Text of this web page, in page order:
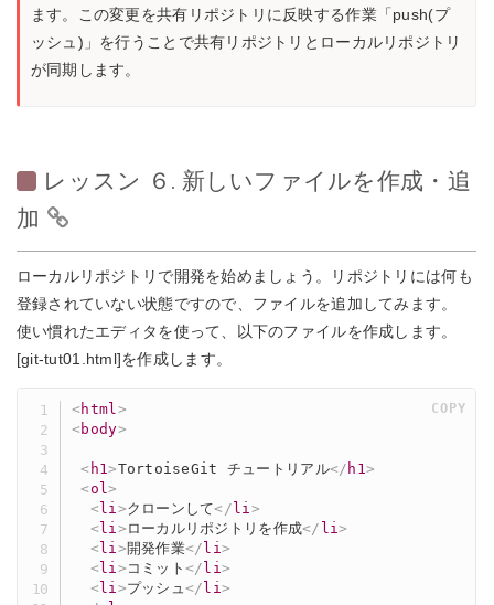
ます。この変更を共有リポジトリに反映する作業「push(プ
ッシュ)」を行うことで共有リポジトリとローカルリポジトリ
が同期します。
レッスン ６. 新しいファイルを作成・追
加
ローカルリポジトリで開発を始めましょう。リポジトリには何も
登録されていない状態ですので、ファイルを追加してみます。
使い慣れたエディタを使って、以下のファイルを作成します。
[git-tut01.html]を作成します。
COPY
<html >
<body>
< h1>TortoiseGit チュートリアル</ h1 >
<ol>
<li >クローンして</li >
<li > ローカルリポジトリを作成</ li>
<li >開発作業</li>
<li > コミット </li>
<li >プッシュ </li>